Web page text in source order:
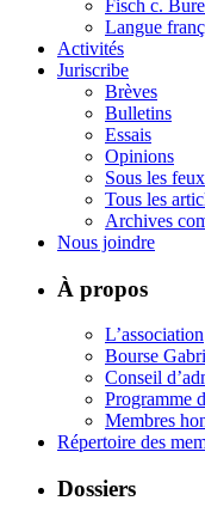
Fisch c.
Langue
Activités
Juriscribe
Brèves
Bulletins
Essais
Opinions
Sous les
Tous les
Archives
Nous joindre
À propos
L’association
Bourse
Conseil
Programme
Membres
Répertoire des
Dossiers